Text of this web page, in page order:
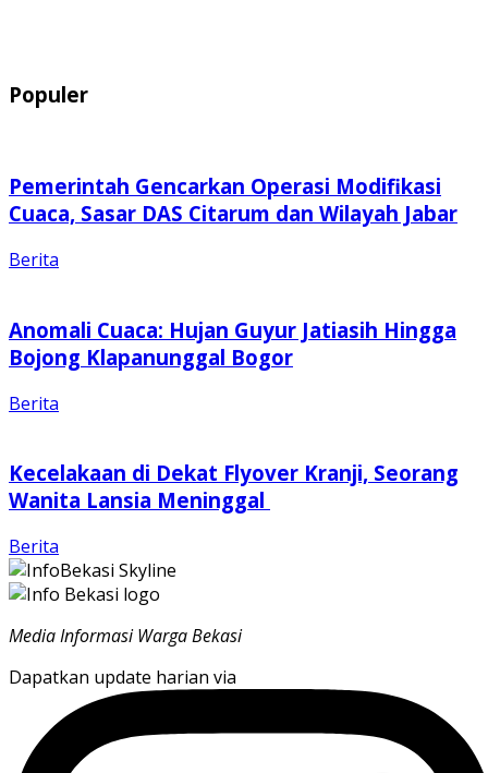
Populer
Pemerintah Gencarkan Operasi Modifikasi
Cuaca, Sasar DAS Citarum dan Wilayah Jabar
Berita
Anomali Cuaca: Hujan Guyur Jatiasih Hingga
Bojong Klapanunggal Bogor
Berita
Kecelakaan di Dekat Flyover Kranji, Seorang
Wanita Lansia Meninggal
Berita
Media Informasi Warga Bekasi
Dapatkan update harian via